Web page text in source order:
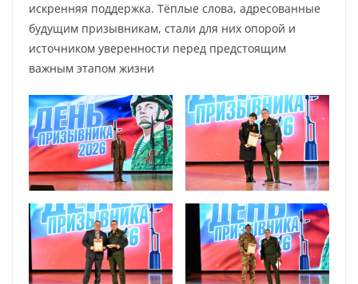
искренняя поддержка. Тёплые слова, адресованные
будущим призывникам, стали для них опорой и
источником уверенности перед предстоящим
важным этапом жизни